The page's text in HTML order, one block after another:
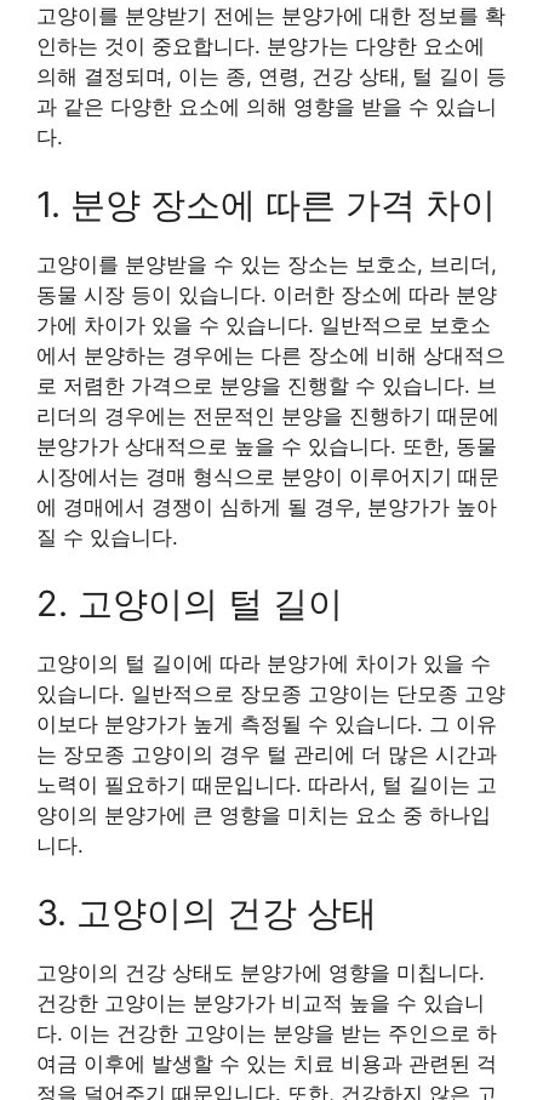
고양이를 분양받기 전에는 분양가에 대한 정보를 확
인하는 것이 중요합니다. 분양가는 다양한 요소에
의해 결정되며, 이는 종, 연령, 건강 상태, 털 길이 등
과 같은 다양한 요소에 의해 영향을 받을 수 있습니
다.
1. 분양 장소에 따른 가격 차이
고양이를 분양받을 수 있는 장소는 보호소, 브리더,
동물 시장 등이 있습니다. 이러한 장소에 따라 분양
가에 차이가 있을 수 있습니다. 일반적으로 보호소
에서 분양하는 경우에는 다른 장소에 비해 상대적으
로 저렴한 가격으로 분양을 진행할 수 있습니다. 브
리더의 경우에는 전문적인 분양을 진행하기 때문에
분양가가 상대적으로 높을 수 있습니다. 또한, 동물
시장에서는 경매 형식으로 분양이 이루어지기 때문
에 경매에서 경쟁이 심하게 될 경우, 분양가가 높아
질 수 있습니다.
2. 고양이의 털 길이
고양이의 털 길이에 따라 분양가에 차이가 있을 수
있습니다. 일반적으로 장모종 고양이는 단모종 고양
이보다 분양가가 높게 측정될 수 있습니다. 그 이유
는 장모종 고양이의 경우 털 관리에 더 많은 시간과
노력이 필요하기 때문입니다. 따라서, 털 길이는 고
양이의 분양가에 큰 영향을 미치는 요소 중 하나입
니다.
3. 고양이의 건강 상태
고양이의 건강 상태도 분양가에 영향을 미칩니다.
건강한 고양이는 분양가가 비교적 높을 수 있습니
다. 이는 건강한 고양이는 분양을 받는 주인으로 하
여금 이후에 발생할 수 있는 치료 비용과 관련된 걱
정을 덜어주기 때문입니다. 또한, 건강하지 않은 고